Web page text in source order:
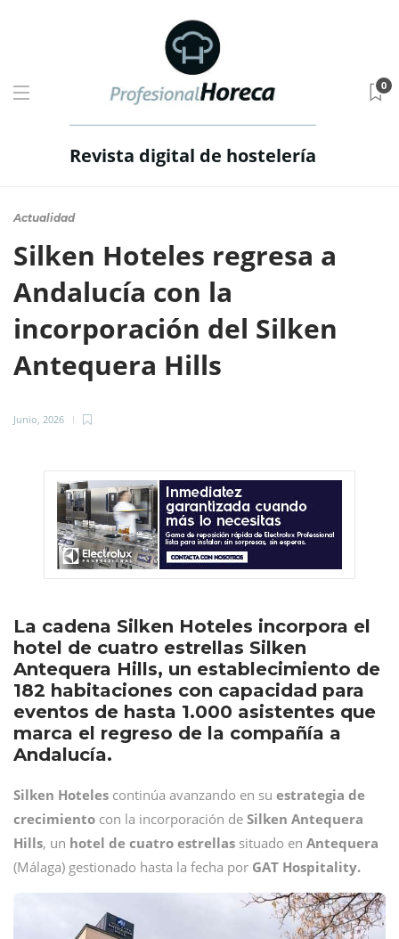
Revista digital de hostelería
0
Actualidad
Silken Hoteles regresa a
Andalucía con la
incorporación del Silken
Antequera Hills
Junio, 2026
La cadena Silken Hoteles incorpora el
hotel de cuatro estrellas Silken
Antequera Hills, un establecimiento de
182 habitaciones con capacidad para
eventos de hasta 1.000 asistentes que
marca el regreso de la compañía a
Andalucía.
Silken Hoteles continúa avanzando en su estrategia de
crecimiento con la incorporación de Silken Antequera
Hills, un hotel de cuatro estrellas situado en Antequera
(Málaga) gestionado hasta la fecha por GAT Hospitality.